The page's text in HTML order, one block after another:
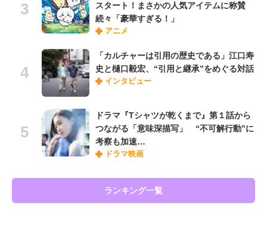
スタート！まさかの人気アイテムに称賛
続々「豪華すぎる！」
アニメ
「カルチャーは引用の歴史である」江口寿
史と樋口毅宏、“引用と継承”をめぐる対話
インタビュー
ドラマ『Tシャツが乾くまで』第１話から
つながる「意味深描写」 “不可解行動”に
考察も加速…
ドラマ映画
ランキング一覧